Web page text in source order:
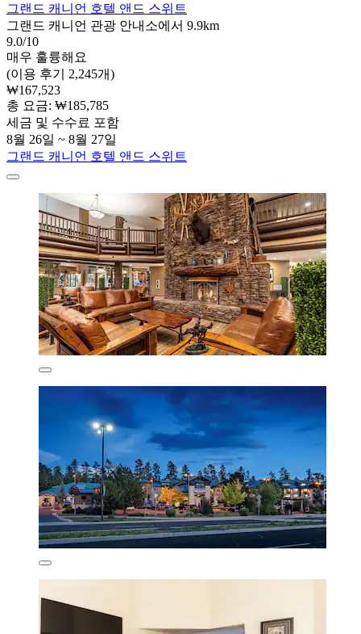
그랜드 캐니언 호텔 앤드 스위트
그랜드 캐니언 관광 안내소에서 9.9km
9.0/10
매우 훌륭해요
(이용 후기 2,245개)
₩167,523
총 요금: ₩185,785
세금 및 수수료 포함
8월 26일 ~ 8월 27일
그랜드 캐니언 호텔 앤드 스위트